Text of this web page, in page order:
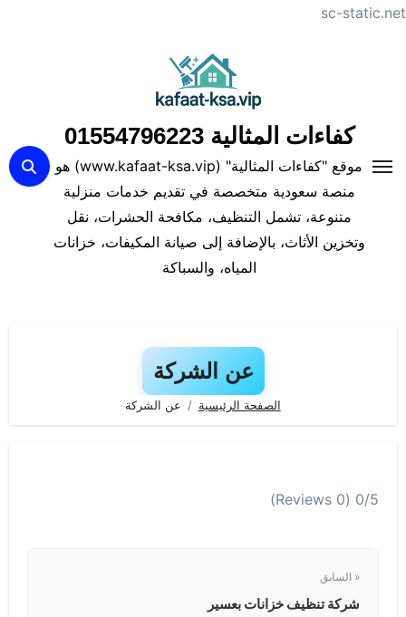
sc-static.net
كفاءات المثالية 01554796223
موقع "كفاءات المثالية" (www.kafaat-ksa.vip) هو
منصة سعودية متخصصة في تقديم خدمات منزلية
متنوعة، تشمل التنظيف، مكافحة الحشرات، نقل
وتخزين الأثاث، بالإضافة إلى صيانة المكيفات، خزانات
المياه، والسباكة
عن الشركة
الصفحة الرئيسية عن الشركة
0/5
(0 Reviews)
« السابق
شركة تنظيف خزانات بعسير